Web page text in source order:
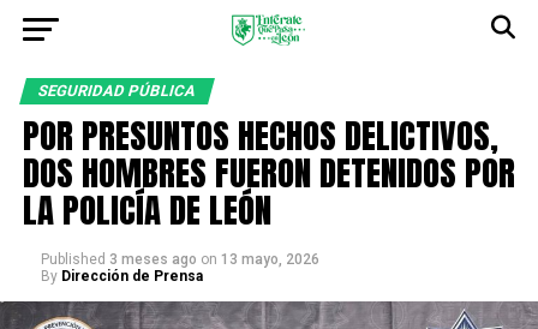
SEGURIDAD PÚBLICA
POR PRESUNTOS HECHOS DELICTIVOS,
DOS HOMBRES FUERON DETENIDOS POR
LA POLICÍA DE LEÓN
Published 3 meses ago on 13 mayo, 2026
By Dirección de Prensa